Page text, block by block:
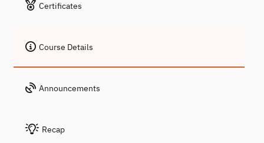
Certificates
Course Details
Announcements
Recap